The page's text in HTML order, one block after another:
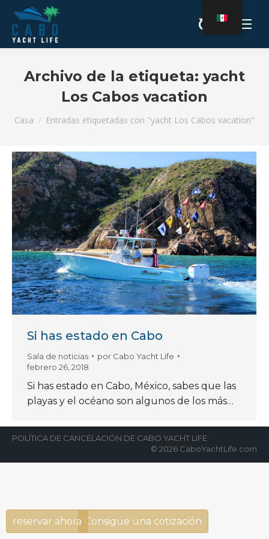
Archivo de la etiqueta: yacht
Los Cabos vacation
Estás aquí:
Casa Entradas etiquetadas con "yacht Los Cabos vacation"
Si has estado en Cabo
Sala de noticias por Cabo Yacht Life
febrero 26, 2018
Si has estado en Cabo, México, sabes que las
playas y el océano son algunos de los más…
POLÍTICA DE CANCELACIÓN DE CABO YACHT LIFE
© 2026 CaboYachtLife.com
Consigue una cotización
reservar ahora